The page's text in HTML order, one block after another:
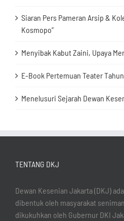
Siaran Pers Pameran Arsip &
Kosmopo”
Menyibak Kabut Zaini, Upaya
E-Book Pertemuan Teater
Menelusuri Sejarah Dewan
TENTANG DKJ
Dewan Kesenian Jakarta (DKJ)
dibentuk oleh masyarakat
dikukuhkan oleh Gubernur DKI